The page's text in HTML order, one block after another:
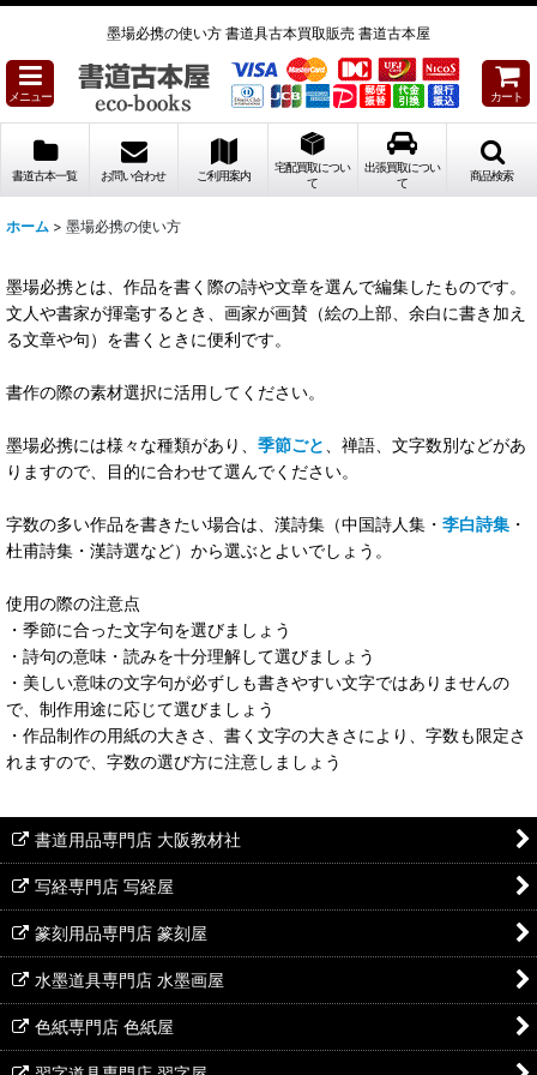
墨場必携の使い方 書道具古本買取販売 書道古本屋
メニュー カート
書道古本一覧 お問い合わせ ご利用案内
宅配買取につい
て
出張買取につい
て
商品検索
ホーム > 墨場必携の使い方
墨場必携とは、作品を書く際の詩や文章を選んで編集したものです。
文人や書家が揮毫するとき、画家が画賛（絵の上部、余白に書き加え
る文章や句）を書くときに便利です。
書作の際の素材選択に活用してください。
墨場必携には様々な種類があり、 季節ごと
、禅語、文字数別などがあ
りますので、目的に合わせて選んでください。
字数の多い作品を書きたい場合は、漢詩集（中国詩人集・ 李白詩集 ・
杜甫詩集・漢詩選など）から選ぶとよいでしょう。
使用の際の注意点
・季節に合った文字句を選びましょう
・詩句の意味・読みを十分理解して選びましょう
・美しい意味の文字句が必ずしも書きやすい文字ではありませんの
で、制作用途に応じて選びましょう
・作品制作の用紙の大きさ、書く文字の大きさにより、字数も限定さ
れますので、字数の選び方に注意しましょう
書道用品専門店 大阪教材社
写経専門店 写経屋
篆刻用品専門店 篆刻屋
水墨道具専門店 水墨画屋
色紙専門店 色紙屋